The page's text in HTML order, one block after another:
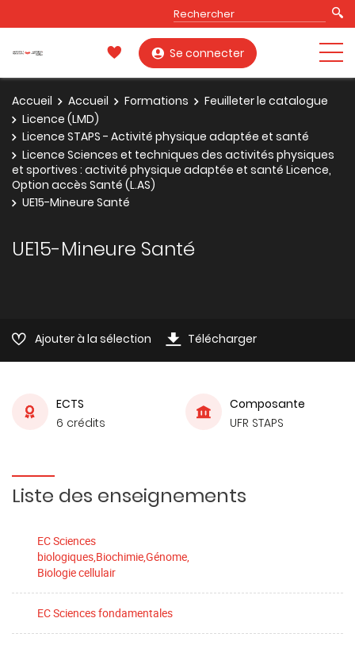
Se connecter
Accueil Accueil Formations
Feuilleter le catalogue
Licence (LMD)
Licence STAPS - Activité physique adaptée et santé
Licence Sciences et techniques des activités physiques
et sportives : activité physique adaptée et santé Licence,
Option accès Santé (L.AS)
UE15-Mineure Santé
UE15-Mineure Santé
Ajouter à la sélection Télécharger
ECTS
6 crédits
Composante
UFR STAPS
Liste des enseignements
EC Sciences
biologiques,Biochimie,Génome,
Biologie cellulair
EC Sciences fondamentales